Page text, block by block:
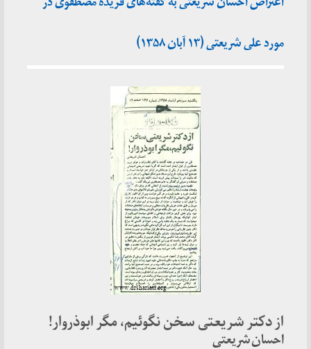
مورد علی شریعتی (۱۳ آبان ۱۳۵۸)
از دکتر شریعتی سخن نگوئیم، مگر ابوذروار!
احسان شریعتی